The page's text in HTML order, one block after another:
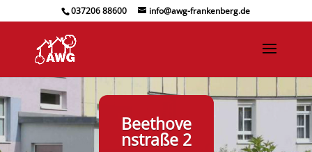
037206 88600 info@awg-frankenberg.de
Beethove
nstraße 2